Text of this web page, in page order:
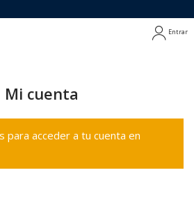
Entrar
Mi cuenta
para acceder a tu cuenta en